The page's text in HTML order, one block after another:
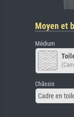
Moyen et
Médium
Châssis
Cadre en